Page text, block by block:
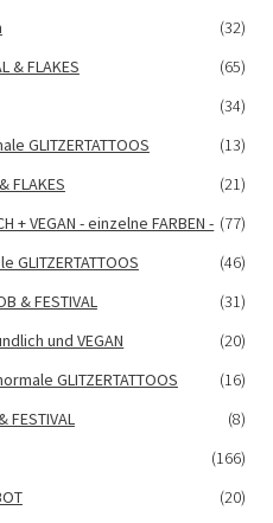
(32)
& FLAKES
(65)
(34)
GLITZERTATTOOS
(13)
FLAKES
(21)
+ VEGAN - einzelne FARBEN - (77)
(46)
& FESTIVAL
(31)
und VEGAN
(20)
GLITZERTATTOOS
(16)
FESTIVAL
(8)
(166)
(20)